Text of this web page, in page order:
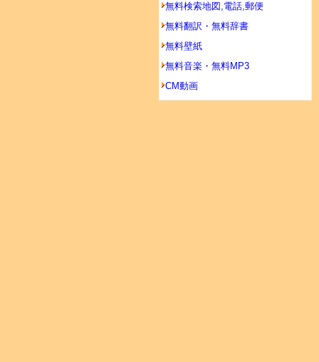
無料検索地図,電話,郵便
無料翻訳・無料辞書
無料壁紙
無料音楽・無料MP3
CM動画